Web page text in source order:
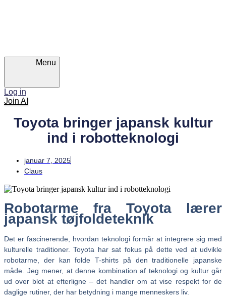
Menu
Log in
Join AI
Toyota bringer japansk kultur
ind i robotteknologi
januar 7, 2025
Claus
Robotarme fra Toyota lærer
japansk tøjfoldeteknik
Det er fascinerende, hvordan teknologi formår at integrere sig med
kulturelle traditioner. Toyota har sat fokus på dette ved at udvikle
robotarme, der kan folde T-shirts på den traditionelle japanske
måde. Jeg mener, at denne kombination af teknologi og kultur går
ud over blot at efterligne – det handler om at vise respekt for de
daglige rutiner, der har betydning i mange menneskers liv.